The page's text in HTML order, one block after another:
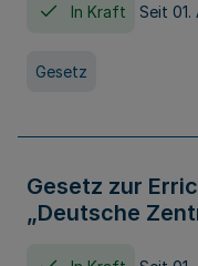
In Kraft Seit
Gesetz
Gesetz zur
„Deutsche